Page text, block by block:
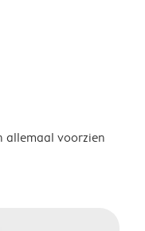
allemaal voorzien